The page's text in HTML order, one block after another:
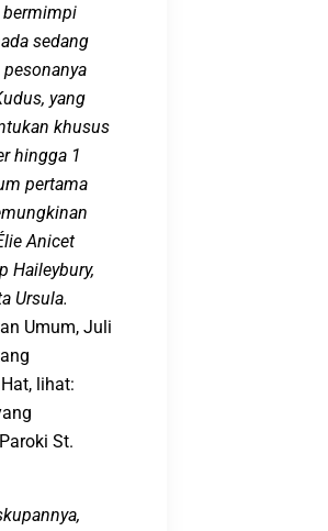
bermimpi
sedang
yang
khusus
hingga 1
pertama
Anicet
Haileybury,
Ursula.
Umum, Juli
lihat:
St.
,